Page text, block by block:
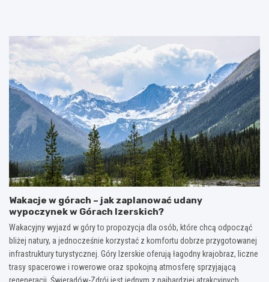
n
o
s
k
i
e
s
a
r
b
y
–
a
ł
a
J
a
p
o
w
i
ę
t
o
k
r
y
s
k
e
i
c
h
s
k
a
r
a
l
a
ń
s
k
ą
o
d
r
ó
ż
p
o
z
n
a
j
c
Wakacje w górach – jak zaplanować udany
wypoczynek w Górach Izerskich?
Wakacyjny wyjazd w góry to propozycja dla osób, które chcą odpocząć
bliżej natury, a jednocześnie korzystać z komfortu dobrze przygotowanej
infrastruktury turystycznej. Góry Izerskie oferują łagodny krajobraz, liczne
trasy spacerowe i rowerowe oraz spokojną atmosferę sprzyjającą